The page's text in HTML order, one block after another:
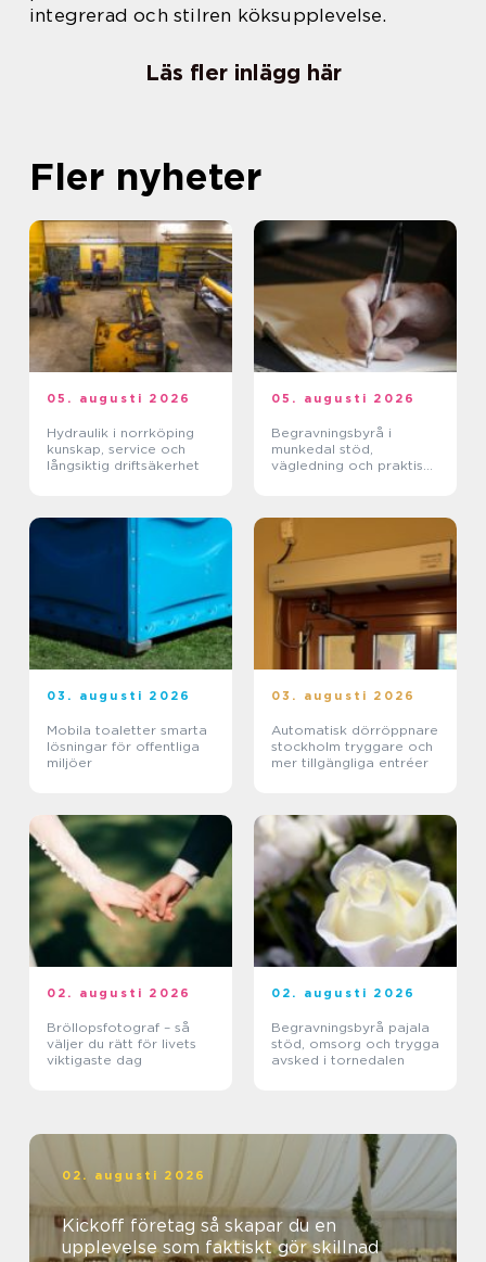
integrerad och stilren köksupplevelse.
Läs fler inlägg här
Fler nyheter
05. augusti 2026
Hydraulik i norrköping
kunskap, service och
långsiktig driftsäkerhet
05. augusti 2026
Begravningsbyrå i
munkedal stöd,
vägledning och praktisk
03. augusti 2026
Mobila toaletter smarta
lösningar för offentliga
miljöer
03. augusti 2026
Automatisk dörröppnare
stockholm tryggare och
mer tillgängliga entréer
02. augusti 2026
Bröllopsfotograf – så
väljer du rätt för livets
viktigaste dag
02. augusti 2026
Begravningsbyrå pajala
stöd, omsorg och trygga
avsked i tornedalen
02. augusti 2026
Kickoff företag så skapar du en
upplevelse som faktiskt gör skillnad